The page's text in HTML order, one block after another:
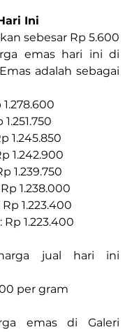
Ini
sebesar Rp 5.600
emas hari ini di
adalah sebagai
1.278.600
1.251.750
1.245.850
Rp 1.242.900
1.239.750
Rp 1.238.000
Rp 1.223.400
Rp 1.223.400
jual hari ini
per gram
emas di Galeri